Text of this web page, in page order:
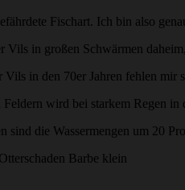
Fischart. Ich bin also
Vils in großen Schwärmen
Vils in den 70er Jahren fehlen mir
wird bei starkem Regen
sind die Wassermengen um 20